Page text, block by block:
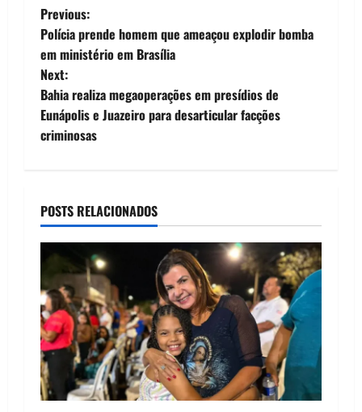
P
o
s
t
v
g
a
t
i
Previous:
Polícia prende homem que ameaçou explodir bomba
em ministério em Brasília
Next:
Bahia realiza megaoperações em presídios de
Eunápolis e Juazeiro para desarticular facções
criminosas
POSTS RELACIONADOS